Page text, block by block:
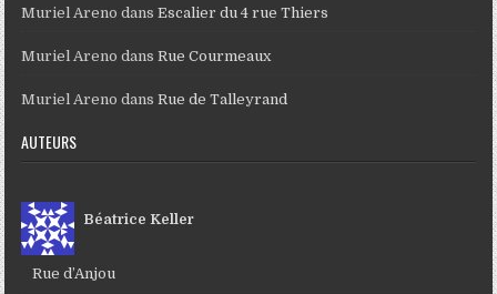
Muriel Areno dansEscalier du 4 rue Thiers
Muriel Areno dansRue Courmeaux
Muriel Areno dansRue de Talleyrand
AUTEURS
Béatrice Keller
Rue d’Anjou